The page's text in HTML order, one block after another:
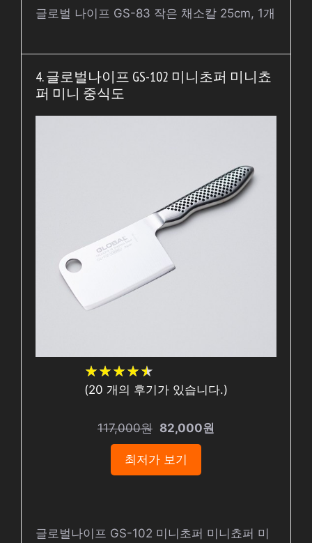
글로벌 나이프 GS-83 작은 채소칼 25cm, 1개
4. 글로벌나이프 GS-102 미니초퍼 미니쵸
퍼 미니 중식도
★★★★★
★★★★★
(20 개의 후기가 있습니다.)
117,000원 82,000원
최저가 보기
글로벌나이프 GS-102 미니초퍼 미니쵸퍼 미